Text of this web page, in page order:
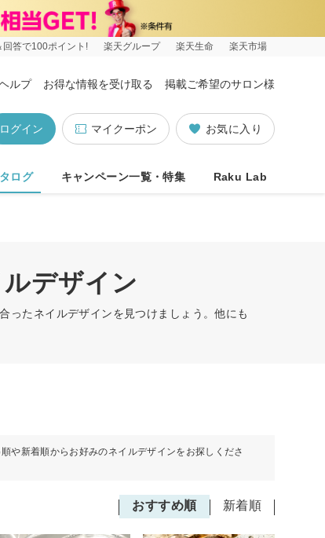
回答で100ポイント! 楽天グループ 楽天生命 楽天市場
ルプ お得な情報を受け取る 掲載ご希望のサロン様
お気に入り
マイクーポン
ログイン
ログ キャンペーン一覧・特集 Raku Lab
デザイン
ったネイルデザインを見つけましょう。他にも
や新着順からお好みのネイルデザインをお探しくださ
おすすめ順 新着順